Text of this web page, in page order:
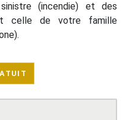
(incendie) et des
celle de votre famille